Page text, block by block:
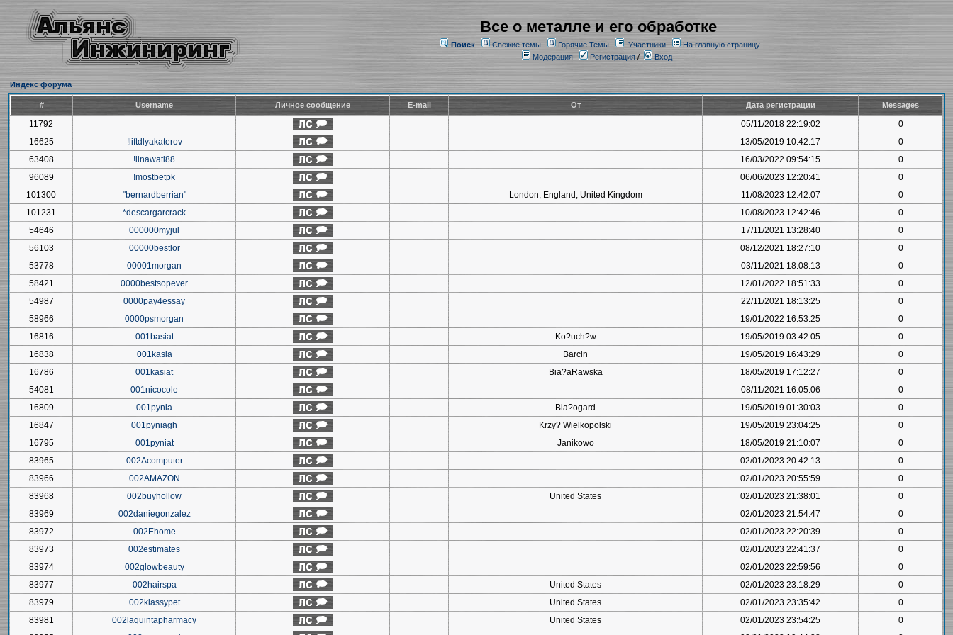
Все о металле и его обработке
Поиск Свежие темы Горячие Темы Участники
На главную страницу
Модерация
Регистрация/ Вход
Индекс форума
# Username Личное сообщение E-mail От Дата регистрации Messages
11792 05/11/2018 22:19:02
0
16625
!liftdlyakaterov 13/05/2019 10:42:17
0
63408
!linawati88 16/03/2022 09:54:15
0
96089
!mostbetpk 06/06/2023 12:20:41
0
101300
"bernardberrian" London, England, United Kingdom 11/08/2023 12:42:07
0
101231
*descargarcrack 10/08/2023 12:42:46
0
54646
000000myjul 17/11/2021 13:28:40
0
56103
00000bestlor 08/12/2021 18:27:10
0
53778
00001morgan 03/11/2021 18:08:13
0
58421
0000bestsopever 12/01/2022 18:51:33
0
54987
0000pay4essay 22/11/2021 18:13:25
0
58966
0000psmorgan 19/01/2022 16:53:25
0
16816
001basiat Ko?uch?w 19/05/2019 03:42:05
0
16838
001kasia Barcin 19/05/2019 16:43:29
0
16786
001kasiat Bia?aRawska 18/05/2019 17:12:27
0
54081
001nicocole 08/11/2021 16:05:06
0
16809
001pynia Bia?ogard 19/05/2019 01:30:03
0
16847
001pyniagh Krzy? Wielkopolski 19/05/2019 23:04:25
0
16795
001pyniat Janikowo 18/05/2019 21:10:07
0
83965
002Acomputer 02/01/2023 20:42:13
0
83966
002AMAZON 02/01/2023 20:55:59
0
83968
002buyhollow United States 02/01/2023 21:38:01
0
83969
002daniegonzalez 02/01/2023 21:54:47
0
83972
002Ehome 02/01/2023 22:20:39
0
83973
002estimates 02/01/2023 22:41:37
0
83974
002glowbeauty 02/01/2023 22:59:56
0
83977
002hairspa United States 02/01/2023 23:18:29
0
83979
002klassypet United States 02/01/2023 23:35:42
0
83981
002laquintapharmacy United States 02/01/2023 23:54:25
0